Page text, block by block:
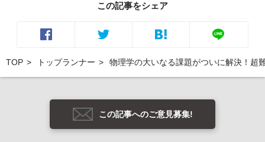
この記事をシェア
TOP トップランナー 物理学の大いなる課題がついに解決！超
この記事へのご意見募集!